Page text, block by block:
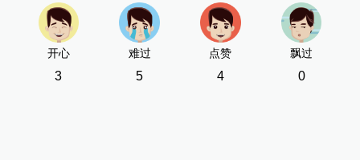
开心
3
难过
5
点赞
4
飘过
0